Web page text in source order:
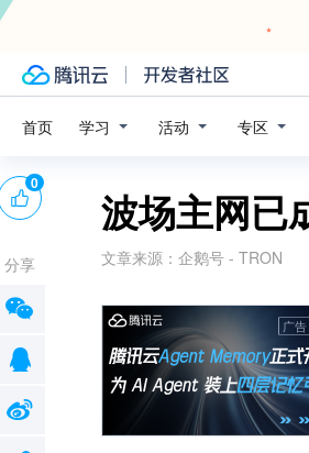
首页 学习 活动 专区
波场主网已
文章来源： 企鹅号 - TRON
广告
0
分享